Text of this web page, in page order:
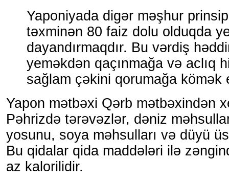
Yaponiyada digər məşhur
təxminən 80 faiz dolu olduqda
dayandırmaqdır. Bu vərdiş
yeməkdən qaçınmağa və aclıq
sağlam çəkini qorumağa kömək
Yapon mətbəxi Qərb mətbəxindən
Pəhrizdə tərəvəzlər, dəniz
yosunu, soya məhsulları və düyü
Bu qidalar qida maddələri ilə
az kalorilidir.